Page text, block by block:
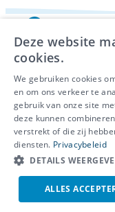
© 2026 -
Privacy
Cookiebeleid
Deze website
cookies.
We gebruiken cookies
en om ons verkeer te
gebruik van onze site
deze kunnen
verstrekt of die zij
diensten. Privacybeleid
DETAILS
ALLES